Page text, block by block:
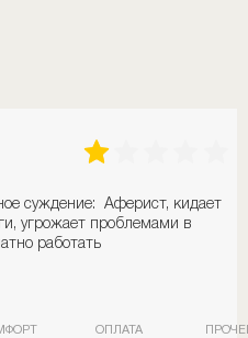
суждение: Аферист, кидает
угрожает проблемами в
работать
ОПЛАТА